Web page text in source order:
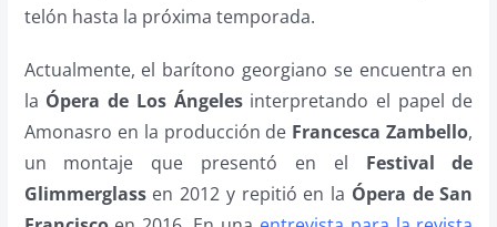
telón hasta la próxima temporada.
Actualmente, el barítono georgiano se encuentra en
la Ópera de Los Ángelesinterpretando el papel de
Amonasro en la producción de Francesca Zambello,
un montaje que presentó en el Festival de
Glimmerglassen 2012 y repitió en la Ópera de San